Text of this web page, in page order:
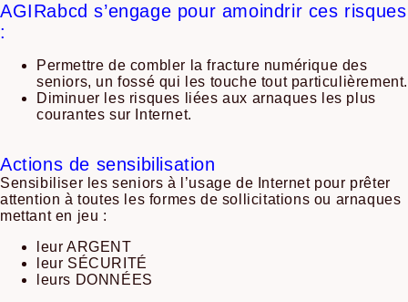
AGIRabcd s’engage pour amoindrir ces risques
:
Permettre de combler la fracture numérique des
seniors, un fossé qui les touche tout particulièrement.
Diminuer les risques liées aux arnaques les plus
courantes sur Internet.
Actions de sensibilisation
Sensibiliser les seniors à l’usage de Internet pour prêter
attention à toutes les formes de sollicitations ou arnaques
mettant en jeu :
leur ARGENT
leur SÉCURITÉ
leurs DONNÉES